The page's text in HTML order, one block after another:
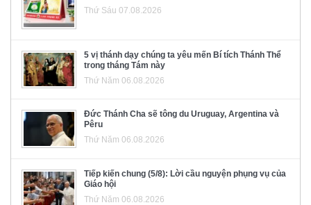
Thứ Sáu 07.08.2026
5 vị thánh dạy chúng ta yêu mến Bí tích Thánh Thể
trong tháng Tám này
Thứ Năm 06.08.2026
Đức Thánh Cha sẽ tông du Uruguay, Argentina và
Pêru
Thứ Năm 06.08.2026
Tiếp kiến chung (5/8): Lời cầu nguyện phụng vụ của
Giáo hội
Thứ Năm 06.08.2026